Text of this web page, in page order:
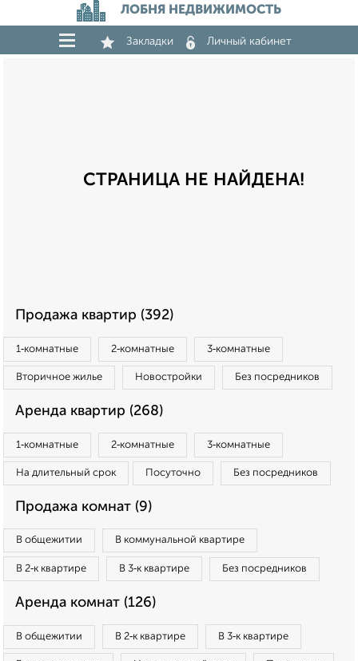
ЛОБНЯ НЕДВИЖИМОСТЬ
Закладки Личный кабинет
СТРАНИЦА НЕ НАЙДЕНА!
Продажа квартир (392)
1‑комнатные 2‑комнатные 3‑комнатные
Вторичное жилье Новостройки Без посредников
Аренда квартир (268)
1‑комнатные 2‑комнатные 3‑комнатные
На длительный срок Посуточно Без посредников
Продажа комнат (9)
В общежитии В коммунальной квартире
В 2‑к квартире В 3‑к квартире Без посредников
Аренда комнат (126)
В общежитии В 2‑к квартире В 3‑к квартире